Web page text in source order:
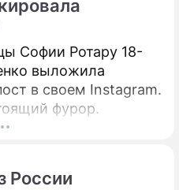
Софии Ротару 18-
выложила
в своем Instagram.
фурор.
России